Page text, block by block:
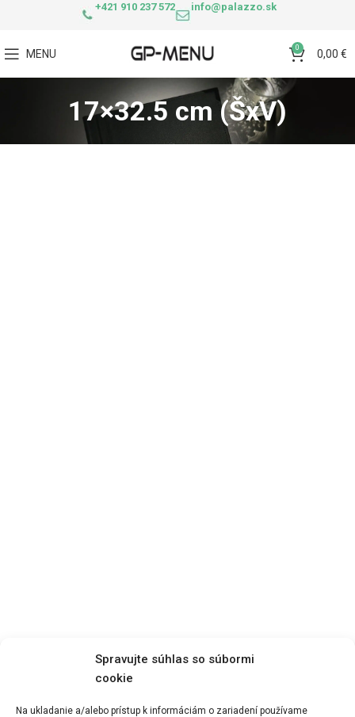
Spravujte súhlas so súbormi
cookie
Na ukladanie a/alebo prístup k informáciám o zariadení používame
+421 910 237 572 info@palazzo.sk
MENU 0 0,00 €
17×32.5 cm (ŠxV)